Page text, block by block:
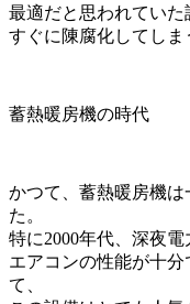
最適だと思われていた
すぐに陳腐化してしま
蓄熱暖房機の時代
かつて、蓄熱暖房機
た。
特に2000年代、深夜電
エアコンの性能が十
て、